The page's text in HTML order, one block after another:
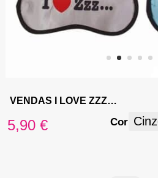
VENDAS I LOVE ZZZ…
5,90 € Cor